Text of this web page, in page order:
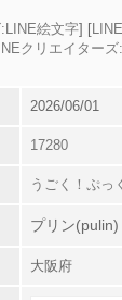
:LINE絵文字] [
クリエイター
2026/06/01
17280
うごく！ぷっ
プリン(pulin)
大阪府